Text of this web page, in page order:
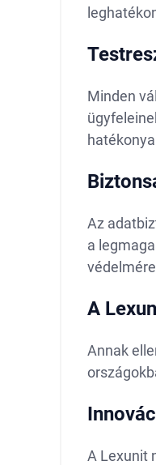
Minden
Az
a
A
Annak
A Lexunit